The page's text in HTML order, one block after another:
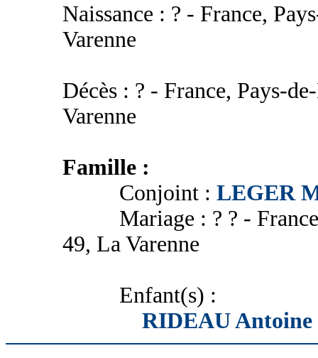
Naissance : ? - France,
Varenne
Décès : ? - France, Pays-
Varenne
Famille :
Conjoint : LEGER
Mariage : ? ? - France,
49, La Varenne
Enfant(s) :
RIDEAU Antoine